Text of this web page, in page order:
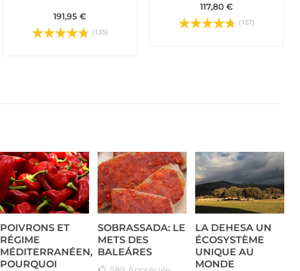
191,95 €
(135)
117,80 €
(157)
POIVRONS ET
RÉGIME
MÉDITERRANÉEN,
POURQUOI
SOBRASSADA: LE
METS DES
BALEÁRES
LA DEHESA UN
ÉCOSYSTÈME
UNIQUE AU
MONDE